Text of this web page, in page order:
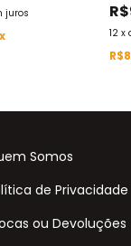
juros
12 x
Somos
de Privacidade
ou Devoluções